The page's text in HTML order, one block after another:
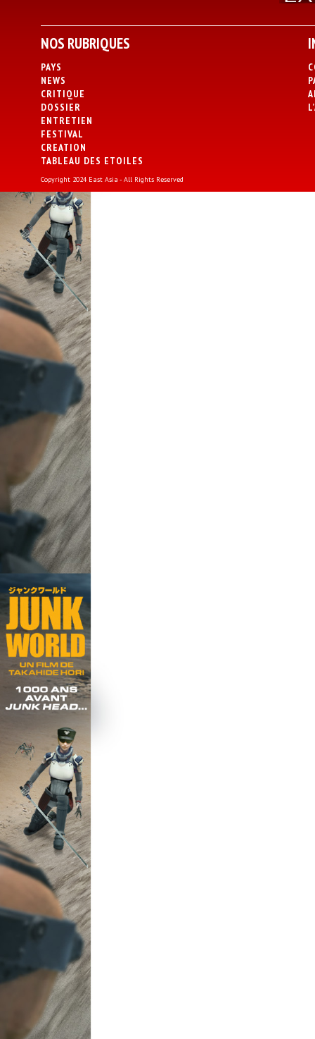
NOS RUBRIQUES
PAYS
NEWS
CRITIQUE
DOSSIER
ENTRETIEN
FESTIVAL
CREATION
TABLEAU DES ETOILES
Copyright 2024 East Asia - All Rights Reserved